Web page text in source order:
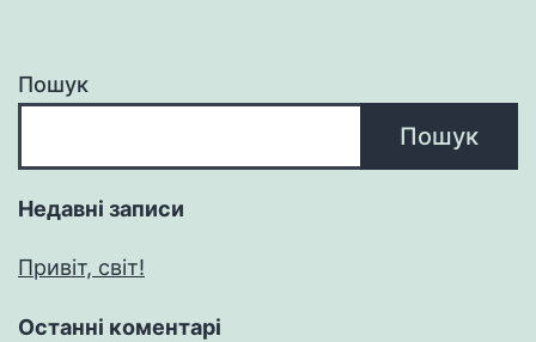
Пошук
Пошук
Недавні записи
Привіт, світ!
Останні коментарі